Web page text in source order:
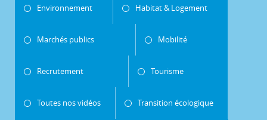
Environnement Habitat & Logement
Marchés publics Mobilité
Recrutement Tourisme
Toutes nos vidéos Transition écologique